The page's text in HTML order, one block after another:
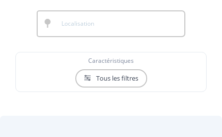
Caractéristiques
Tous les filtres